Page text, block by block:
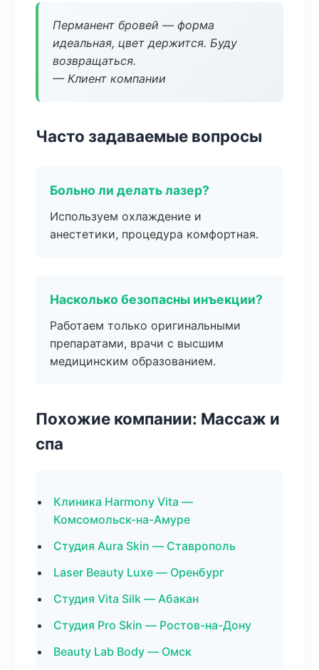
Перманент бровей — форма
идеальная, цвет держится. Буду
возвращаться.
— Клиент компании
Часто задаваемые вопросы
Больно ли делать лазер?
Используем охлаждение и
анестетики, процедура комфортная.
Насколько безопасны инъекции?
Работаем только оригинальными
препаратами, врачи с высшим
медицинским образованием.
Похожие компании: Массаж и
спа
Клиника Harmony Vita —
Комсомольск-на-Амуре
Студия Aura Skin — Ставрополь
Laser Beauty Luxe — Оренбург
Студия Vita Silk — Абакан
Студия Pro Skin — Ростов-на-Дону
Beauty Lab Body — Омск